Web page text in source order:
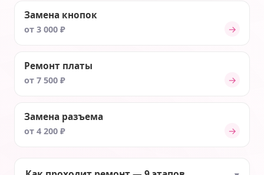
Замена кнопок
от 3 000 ₽ →
Ремонт платы
от 7 500 ₽ →
Замена разъема
от 4 200 ₽ →